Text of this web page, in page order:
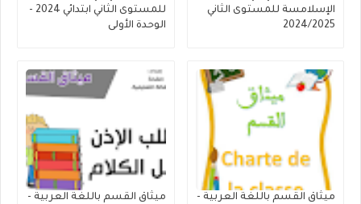
الإسلامسة للمستوى الثاني
2024/2025
للمستوى الثاني ابتدائي 2024 -
الوحدة الأولى
ميثاق القسم باللغة العربية -
ميثاق القسم باللغة العربية -